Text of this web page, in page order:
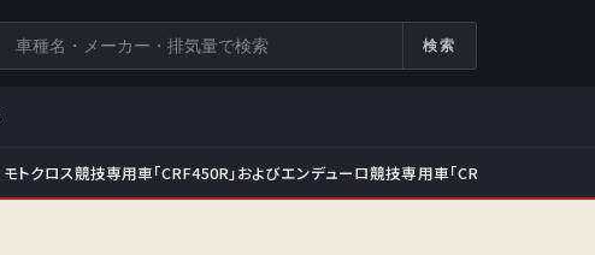
索
検索
モトクロス競技専用車「CRF450R」およびエンデューロ競技専用車「CRF450RX」をフル